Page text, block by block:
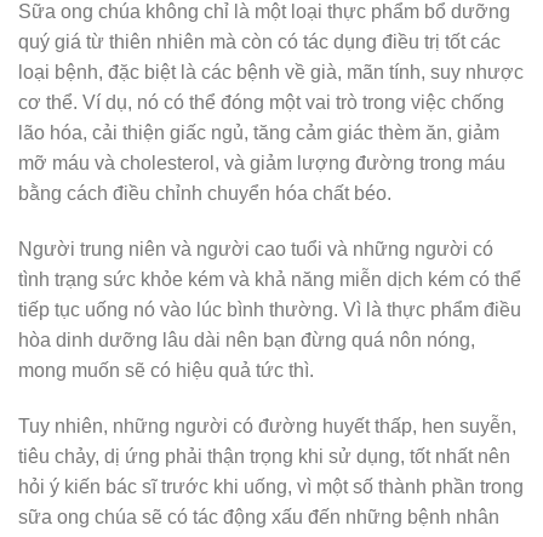
Sữa ong chúa không chỉ là một loại thực phẩm bổ dưỡng
quý giá từ thiên nhiên mà còn có tác dụng điều trị tốt các
loại bệnh, đặc biệt là các bệnh về già, mãn tính, suy nhược
cơ thể. Ví dụ, nó có thể đóng một vai trò trong việc chống
lão hóa, cải thiện giấc ngủ, tăng cảm giác thèm ăn, giảm
mỡ máu và cholesterol, và giảm lượng đường trong máu
bằng cách điều chỉnh chuyển hóa chất béo.
Người trung niên và người cao tuổi và những người có
tình trạng sức khỏe kém và khả năng miễn dịch kém có thể
tiếp tục uống nó vào lúc bình thường. Vì là thực phẩm điều
hòa dinh dưỡng lâu dài nên bạn đừng quá nôn nóng,
mong muốn sẽ có hiệu quả tức thì.
Tuy nhiên, những người có đường huyết thấp, hen suyễn,
tiêu chảy, dị ứng phải thận trọng khi sử dụng, tốt nhất nên
hỏi ý kiến ​​bác sĩ trước khi uống, vì một số thành phần trong
sữa ong chúa sẽ có tác động xấu đến những bệnh nhân